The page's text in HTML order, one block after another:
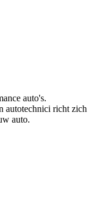
auto's.
autotechnici richt zich
auto.